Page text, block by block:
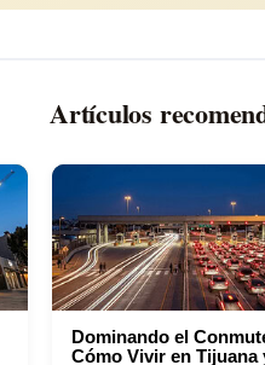
Artículos
Dominando el
Cómo Vivir en Tijuana